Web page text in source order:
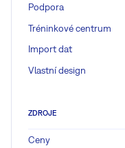
Podpora
Tréninkové centrum
Import dat
Vlastní design
ZDROJE
Ceny